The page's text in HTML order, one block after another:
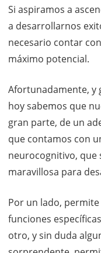
Si aspiramos a
a desarrollarnos
necesario contar
máximo potencial.
Afortunadamente, y
hoy sabemos que
gran parte, de un
que contamos con
neurocognitivo, que
maravillosa para
Por un lado,
funciones
otro, y sin duda